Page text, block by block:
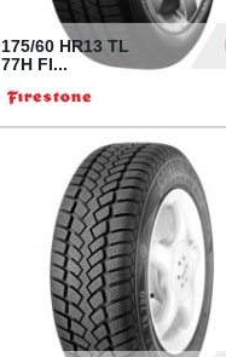
175/60 HR13 TL
77H FI...